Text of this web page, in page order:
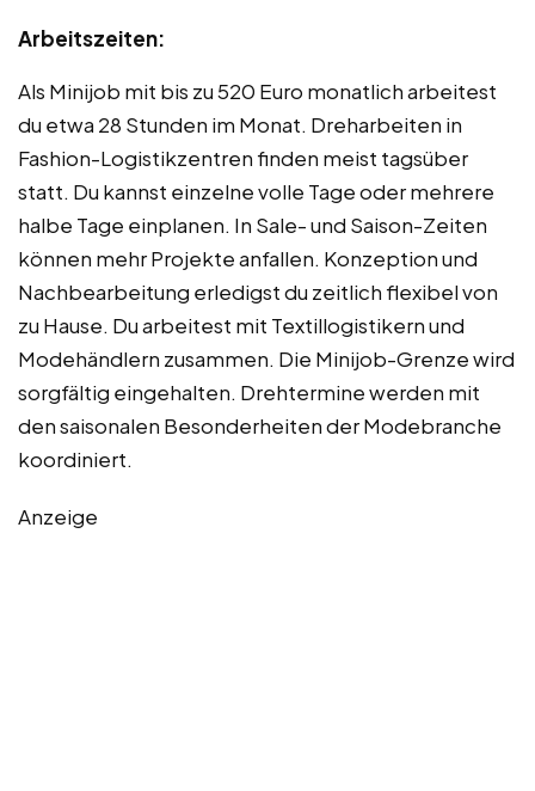
Arbeitszeiten:
Als Minijob mit bis zu 520 Euro monatlich arbeitest
du etwa 28 Stunden im Monat. Dreharbeiten in
Fashion-Logistikzentren finden meist tagsüber
statt. Du kannst einzelne volle Tage oder mehrere
halbe Tage einplanen. In Sale- und Saison-Zeiten
können mehr Projekte anfallen. Konzeption und
Nachbearbeitung erledigst du zeitlich flexibel von
zu Hause. Du arbeitest mit Textillogistikern und
Modehändlern zusammen. Die Minijob-Grenze wird
sorgfältig eingehalten. Drehtermine werden mit
den saisonalen Besonderheiten der Modebranche
koordiniert.
Anzeige